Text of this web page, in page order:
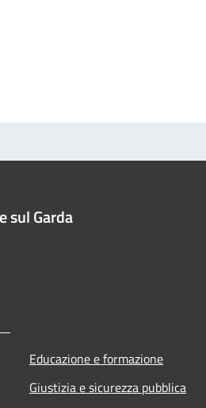
sul Garda
Educazione e formazione
Giustizia e sicurezza pubblica